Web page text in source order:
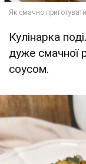
Кулінарка
дуже смачної
соусом.